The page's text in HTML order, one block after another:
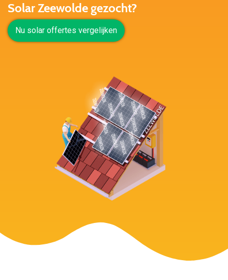
Solar Zeewolde gezocht?
Nu solar offertes vergelijken